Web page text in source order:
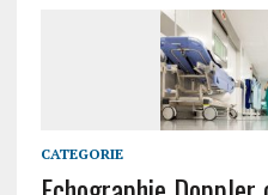
CATEGORIE